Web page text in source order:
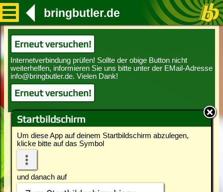
Startbildschirm
Um diese App auf deinem Startbildschirm abzulegen,
klicke bitte auf das Symbol
und danach auf
bringbutler.de
Erneut versuchen!
Erneut versuchen!